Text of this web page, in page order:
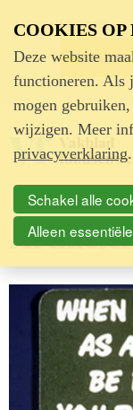
Advertentie
COOKIES OP
Deze website
functioneren. Als
mogen
wijzigen. Meer
privacyverklaring.
Schakel alle
Alleen